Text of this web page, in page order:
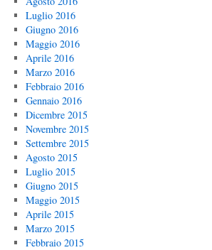
Luglio 2016
Giugno 2016
Maggio 2016
Aprile 2016
Marzo 2016
Febbraio 2016
Gennaio 2016
Dicembre 2015
Novembre 2015
Settembre 2015
Agosto 2015
Luglio 2015
Giugno 2015
Maggio 2015
Aprile 2015
Marzo 2015
Febbraio 2015